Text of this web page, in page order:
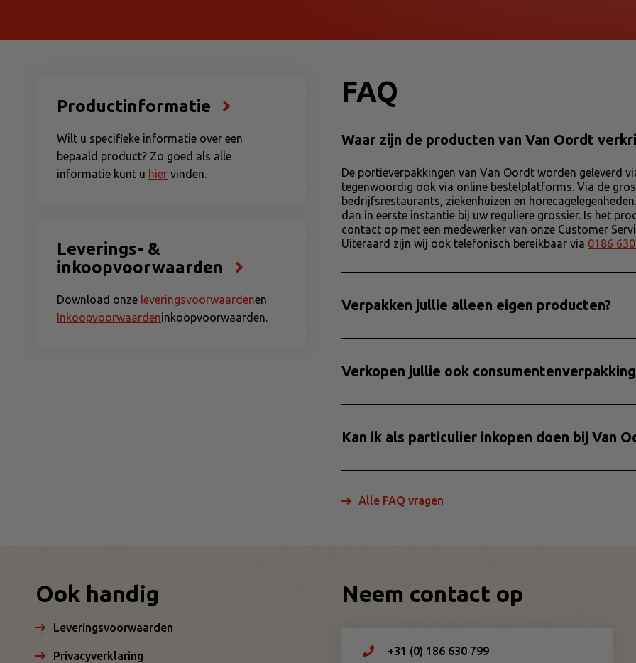
Productinformatie
Wilt u specifieke informatie over een
bepaald product? Zo goed als alle
informatie kunt u hier vinden.
Leverings- &
inkoopvoorwaarden
Download onze leveringsvoorwaardenen
Inkoopvoorwaardeninkoopvoorwaarden.
FAQ
Waar zijn de producten van Van Oordt
De portieverpakkingen van Van Oordt worden geleverd
tegenwoordig ook via online bestelplatforms. Via de
bedrijfsrestaurants, ziekenhuizen en
dan in eerste instantie bij uw reguliere grossier. Is het
contact op met een medewerker van onze Customer
Uiteraard zijn wij ook telefonisch bereikbaar via 0186
Verpakken jullie alleen eigen producten?
Verkopen jullie ook
Kan ik als particulier inkopen doen bij Van
Alle FAQ vragen
Ook handig
Leveringsvoorwaarden
Privacyverklaring
Neem contact op
+31 (0) 186 630 799